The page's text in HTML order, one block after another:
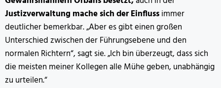
Justizverwaltung mache sich der Einflussimmer
deutlicher bemerkbar. „Aber es gibt einen großen
Unterschied zwischen der Führungsebene und den
normalen Richtern“, sagt sie. „Ich bin überzeugt, dass sich
die meisten meiner Kollegen alle Mühe geben, unabhängig
zu urteilen.“